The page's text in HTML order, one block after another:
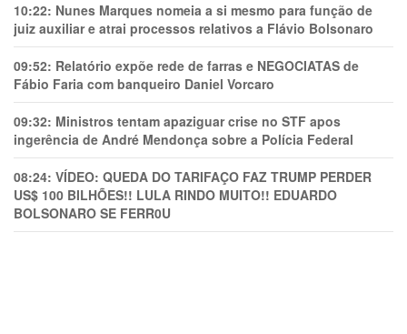
10:22: Nunes Marques nomeia a si mesmo para função de
juiz auxiliar e atrai processos relativos a Flávio Bolsonaro
09:52: Relatório expõe rede de farras e NEGOCIATAS de
Fábio Faria com banqueiro Daniel Vorcaro
09:32: Ministros tentam apaziguar crise no STF apos
ingerência de André Mendonça sobre a Polícia Federal
08:24: VÍDEO: QUEDA DO TARIFAÇO FAZ TRUMP PERDER
US$ 100 BILHÕES!! LULA RINDO MUITO!! EDUARDO
BOLSONARO SE FERR0U